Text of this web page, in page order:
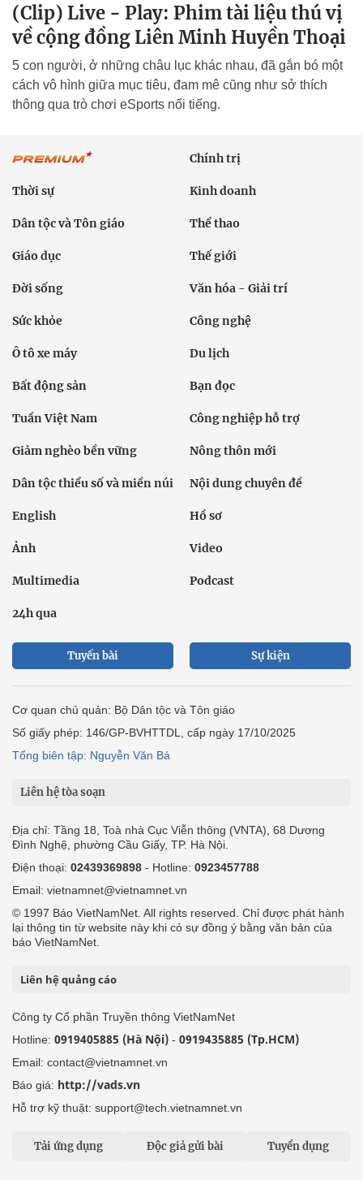
(Clip) Live - Play: Phim tài liệu thú vị
về cộng đồng Liên Minh Huyền Thoại
5 con người, ở những châu lục khác nhau, đã gắn bó một
cách vô hình giữa mục tiêu, đam mê cũng như sở thích
thông qua trò chơi eSports nổi tiếng.
Chính trị
Thời sự Kinh doanh
Dân tộc và Tôn giáo Thể thao
Giáo dục Thế giới
Đời sống Văn hóa - Giải trí
Sức khỏe Công nghệ
Ô tô xe máy Du lịch
Bất động sản Bạn đọc
Tuần Việt Nam Công nghiệp hỗ trợ
Giảm nghèo bền vững Nông thôn mới
Dân tộc thiểu số và miền núi Nội dung chuyên đề
English Hồ sơ
Ảnh Video
Multimedia Podcast
24h qua
Tuyến bài Sự kiện
Cơ quan chủ quản: Bộ Dân tộc và Tôn giáo
Số giấy phép: 146/GP-BVHTTDL, cấp ngày 17/10/2025
Tổng biên tập: Nguyễn Văn Bá
Liên hệ tòa soạn
Địa chỉ: Tầng 18, Toà nhà Cục Viễn thông (VNTA), 68 Dương
Đình Nghệ, phường Cầu Giấy, TP. Hà Nội.
Điện thoại: 02439369898 - Hotline: 0923457788
Email: vietnamnet@vietnamnet.vn
© 1997 Báo VietNamNet. All rights reserved. Chỉ được phát hành
lại thông tin từ website này khi có sự đồng ý bằng văn bản của
báo VietNamNet.
Liên hệ quảng cáo
Công ty Cổ phần Truyền thông VietNamNet
Hotline: 0919405885 (Hà Nội) - 0919435885 (Tp.HCM)
Email: contact@vietnamnet.vn
Báo giá: http://vads.vn
Hỗ trợ kỹ thuật: support@tech.vietnamnet.vn
Tải ứng dụng Độc giả gửi bài Tuyển dụng